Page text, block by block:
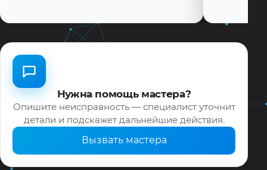
Нужна помощь мастера?
Опишите неисправность — специалист уточнит
детали и подскажет дальнейшие действия.
Вызвать мастера